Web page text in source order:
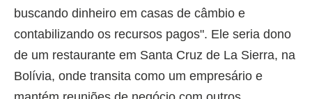
buscando dinheiro em casas de câmbio e
contabilizando os recursos pagos". Ele seria dono
de um restaurante em Santa Cruz de La Sierra, na
Bolívia, onde transita como um empresário e